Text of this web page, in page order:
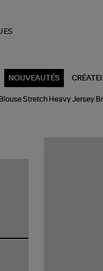
NOUVEAUTÉS
Blouse Stretch Heavy Jersey